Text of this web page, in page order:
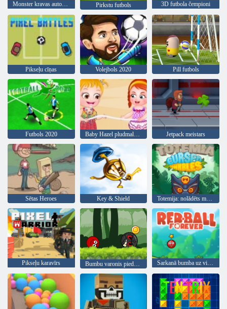
Monster kravas automašīnu futbols Pirkstu futbols 3D futbola čempioni
Pikseļu cīņas Volejbols 2020 Pill futbols
Futbols 2020 Baby Hazel pludmales ballīte Jetpack meistars
Sētas Heroes Key & Shield Totemija: nolādēts marmors
Pikseļu karavīrs Bumbu varonis piedzīvojums: sarkans lielība bumbu Sarkanā bumba uz visiem laikiem